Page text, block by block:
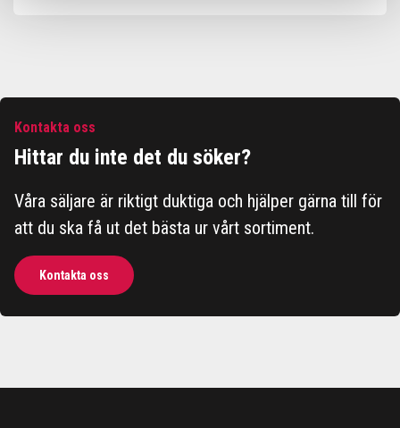
Kontakta oss
Hittar du inte det du söker?
Våra säljare är riktigt duktiga och hjälper gärna till för
att du ska få ut det bästa ur vårt sortiment.
Kontakta oss